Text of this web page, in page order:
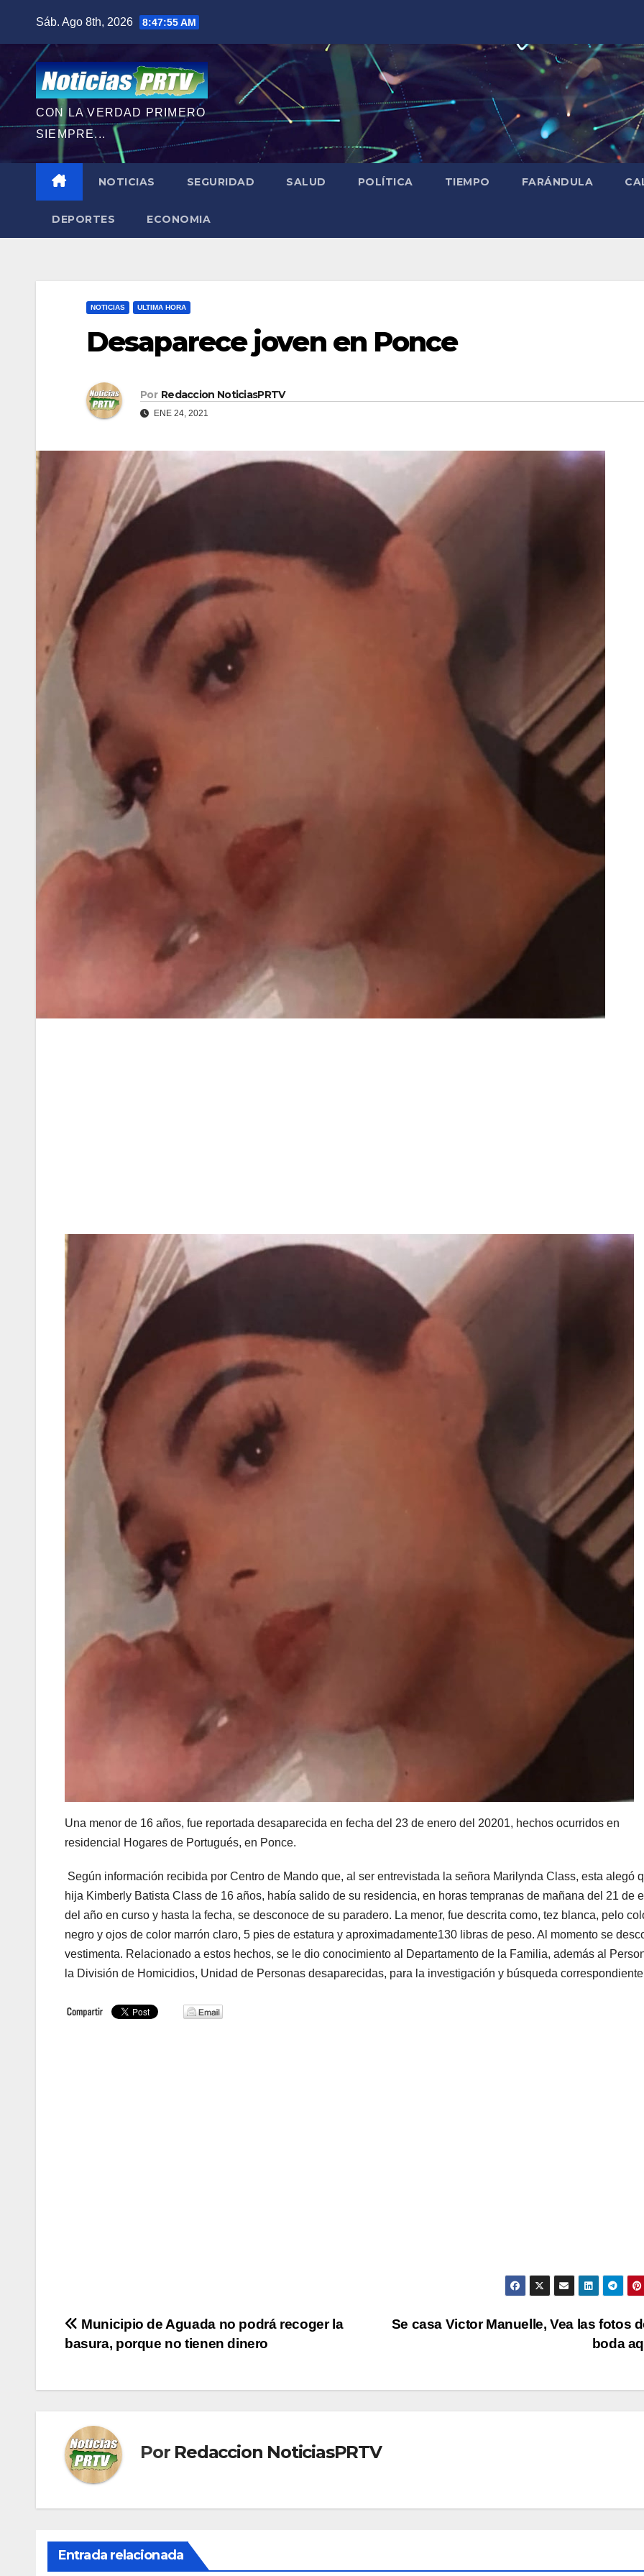
contenido
Sáb. Ago 8th, 2026 8:47:57 AM
CON LA VERDAD PRIMERO
SIEMPRE...
NOTICIAS SEGURIDAD SALUD POLÍTICA TIEMPO FARÁNDULA
DEPORTES ECONOMIA
NOTICIAS ULTIMA HORA
Desaparece joven en Ponce
Por Redaccion NoticiasPRTV
ENE 24, 2021
Una menor de 16 años, fue reportada desaparecida en fecha del 23 de enero del 20201, hechos ocurridos en
residencial Hogares de Portugués, en Ponce.
Según información recibida por Centro de Mando que, al ser entrevistada la señora Marilynda Class, esta alegó
hija Kimberly Batista Class de 16 años, había salido de su residencia, en horas tempranas de mañana del 21 de
del año en curso y hasta la fecha, se desconoce de su paradero. La menor, fue descrita como, tez blanca, pelo
negro y ojos de color marrón claro, 5 pies de estatura y aproximadamente130 libras de peso. Al momento se
vestimenta. Relacionado a estos hechos, se le dio conocimiento al Departamento de la Familia, además al
la División de Homicidios, Unidad de Personas desaparecidas, para la investigación y búsqueda
Navegación
entradas
Se casa Victor Manuelle, Vea las fotos
boda
Municipio de Aguada no podrá recoger la
basura, porque no tienen dinero
Por Redaccion NoticiasPRTV
Entrada relacionada